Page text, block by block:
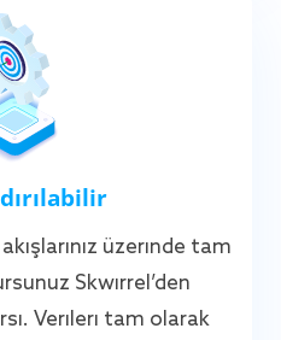
üzerinde tam
Skwirrel’den
Verileri tam olarak